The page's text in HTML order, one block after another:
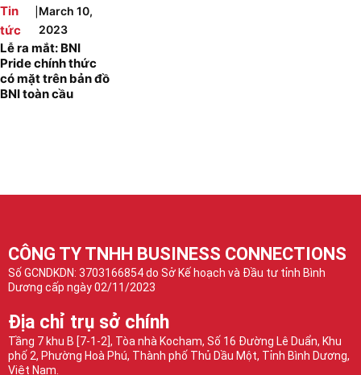
Tin
tức
|March 10,
2023
Lễ ra mắt: BNI
Pride chính thức
có mặt trên bản đồ
BNI toàn cầu
CÔNG TY TNHH BUSINESS CONNECTIONS
Số GCNDKDN: 3703166854 do Sở Kế hoạch và Đầu tư tỉnh Bình
Dương cấp ngày 02/11/2023
Địa chỉ trụ sở chính
Tầng 7 khu B [7-1-2], Tòa nhà Kocham, Số 16 Đường Lê Duẩn, Khu
phố 2, Phường Hoà Phú, Thành phố Thủ Dầu Một, Tỉnh Bình Dương,
Việt Nam.